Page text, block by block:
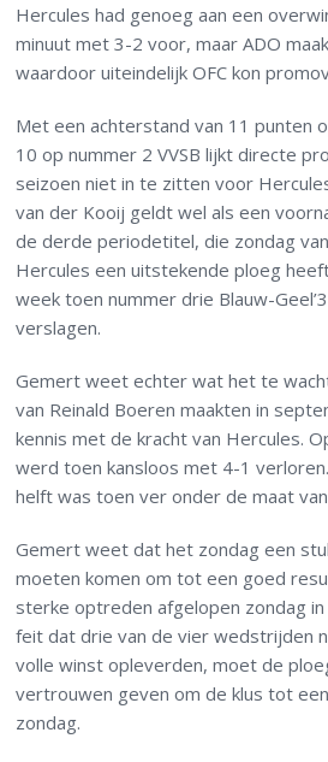
Hercules had genoeg aan een
minuut met 3-2 voor, maar ADO
waardoor uiteindelijk OFC kon
Met een achterstand van 11 punten
10 op nummer 2 VVSB lijkt directe
seizoen niet in te zitten voor
van der Kooij geldt wel als een
de derde periodetitel, die zondag
Hercules een uitstekende ploeg
week toen nummer drie Blauw-
verslagen.
Gemert weet echter wat het te
van Reinald Boeren maakten in
kennis met de kracht van Hercules.
werd toen kansloos met 4-1
helft was toen ver onder de maat
Gemert weet dat het zondag een
moeten komen om tot een goed
sterke optreden afgelopen zondag
feit dat drie van de vier wedstrijden
volle winst opleverden, moet de
vertrouwen geven om de klus tot
zondag.